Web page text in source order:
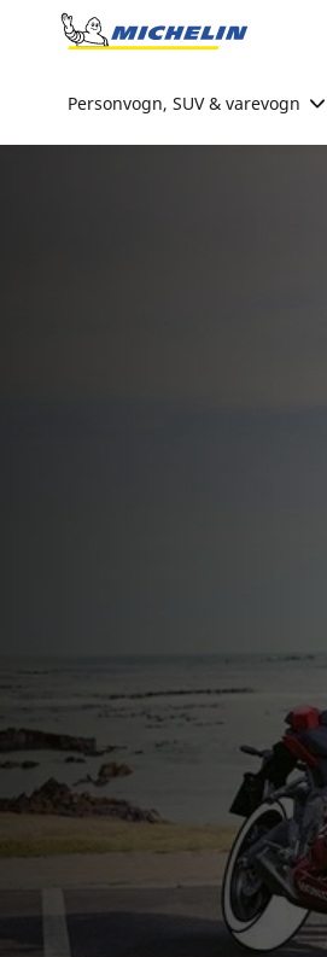
Go to page content
Personvogn, SUV & varevogn